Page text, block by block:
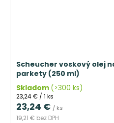
Scheucher voskový olej
parkety (250 ml)
Skladom (>300 ks)
19,21 € bez DPH
23,24 € / ks
Jednotková
cena:
23,24 € / 1 ks